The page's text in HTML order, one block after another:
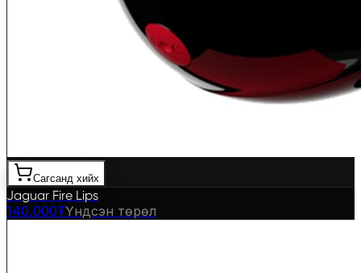
Сагсанд хийх
Jaguar Fire Lips
140,000₮Үндсэн төрөл